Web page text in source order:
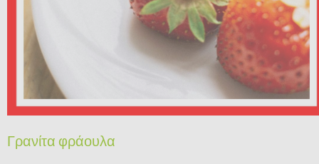
Γρανίτα φράουλα